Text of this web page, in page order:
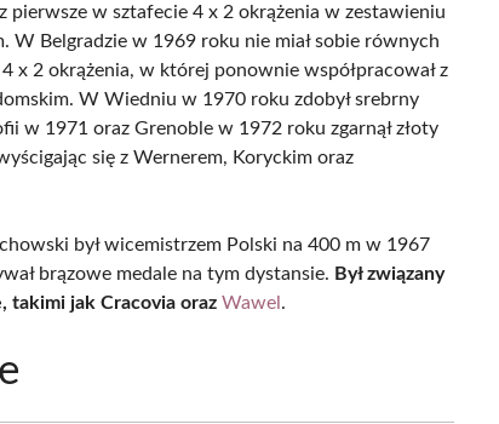
pierwsze w sztafecie 4 x 2 okrążenia w zestawieniu
W Belgradzie w 1969 roku nie miał sobie równych
x 2 okrążenia, w której ponownie współpracował z
W Wiedniu w 1970 roku zdobył srebrny
w 1971 oraz Grenoble w 1972 roku zgarnął złoty
się z Wernerem, Koryckim oraz
był wicemistrzem Polski na 400 m w 1967
brązowe medale na tym dystansie. Był związany
takimi jak Cracovia orazWawel.